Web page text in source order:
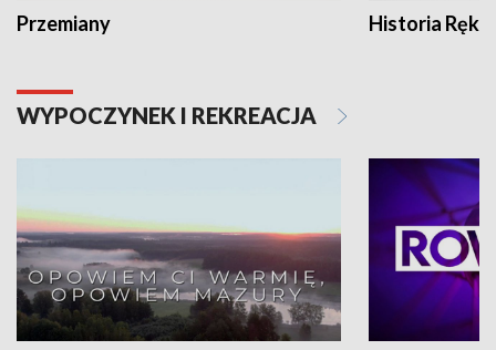
Przemiany Historia Ręką
WYPOCZYNEK I REKREACJA